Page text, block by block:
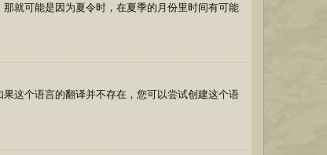
就可能是因为夏令时，在夏季的月份里时间有可能
这个语言的翻译并不存在，您可以尝试创建这个语